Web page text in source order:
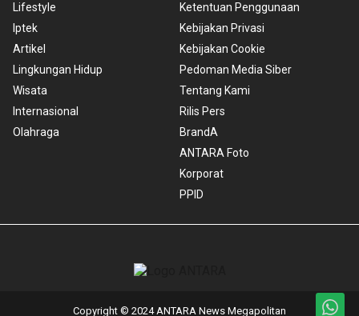
Lifestyle
Iptek
Artikel
Lingkungan Hidup
Wisata
Internasional
Olahraga
Ketentuan Penggunaan
Kebijakan Privasi
Kebijakan Cookie
Pedoman Media Siber
Tentang Kami
Rilis Pers
BrandA
ANTARA Foto
Korporat
PPID
Copyright © 2024 ANTARA News Megapolitan